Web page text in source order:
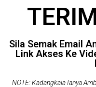
Sila Semak Email
Link Akses Ke
NOTE: Kadangkala Ianya